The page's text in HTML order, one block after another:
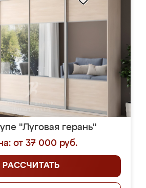
"Луговая герань"
от 37 000 руб.
РАССЧИТАТЬ